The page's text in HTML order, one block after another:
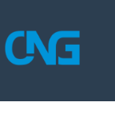
content